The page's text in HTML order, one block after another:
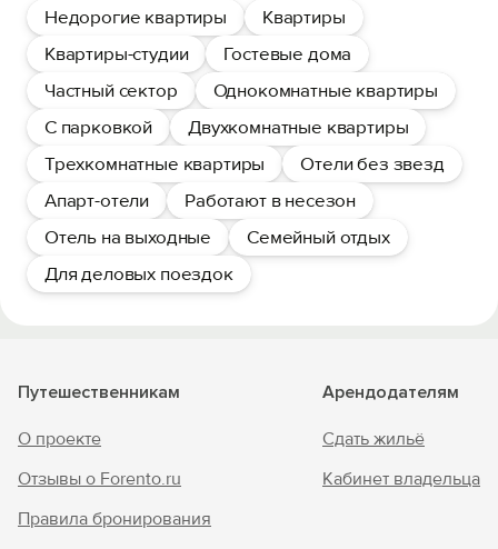
Недорогие квартиры
Квартиры
Квартиры-студии
Гостевые дома
Частный сектор
Однокомнатные квартиры
С парковкой
Двухкомнатные квартиры
Трехкомнатные квартиры
Отели без звезд
Апарт-отели
Работают в несезон
Отель на выходные
Семейный отдых
Для деловых поездок
Путешественникам
О проекте
Отзывы о Forento.ru
Правила бронирования
Арендодателям
Сдать жильё
Кабинет владельца